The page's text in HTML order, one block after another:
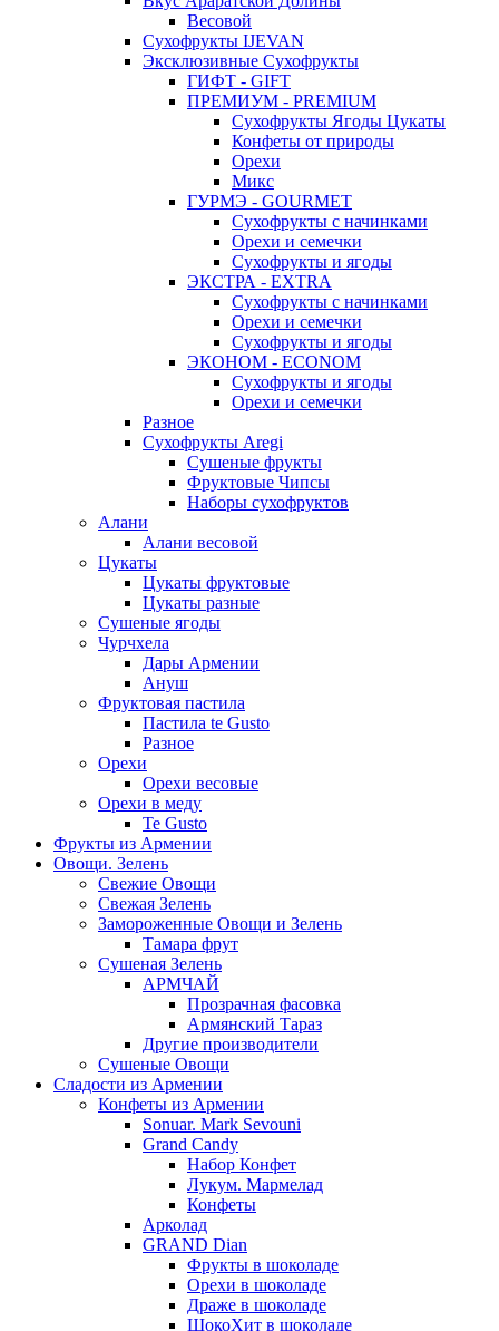
Весовой
Сухофрукты IJEVAN
Эксклюзивные Сухофрукты
ГИФТ - GIFT
ПРЕМИУМ - PREMIUM
Сухофрукты Ягоды Цукаты
Конфеты от природы
Орехи
Микс
ГУРМЭ - GOURMET
Сухофрукты с начинками
Орехи и семечки
Сухофрукты и ягоды
ЭКСТРА - EXTRA
Сухофрукты с начинками
Орехи и семечки
Сухофрукты и ягоды
ЭКОНОМ - ECONOM
Сухофрукты и ягоды
Орехи и семечки
Разное
Сухофрукты Aregi
Сушеные фрукты
Фруктовые Чипсы
Наборы сухофруктов
Алани
Алани весовой
Цукаты
Цукаты фруктовые
Цукаты разные
Сушеные ягоды
Чурчхела
Дары Армении
Ануш
Фруктовая пастила
Пастила te Gusto
Разное
Орехи
Орехи весовые
Орехи в меду
Te Gusto
Фрукты из Армении
Овощи. Зелень
Свежие Овощи
Свежая Зелень
Замороженные Овощи и Зелень
Тамара фрут
Сушеная Зелень
АРМЧАЙ
Прозрачная фасовка
Армянский Тараз
Другие производители
Сушеные Овощи
Сладости из Армении
Конфеты из Армении
Sonuar. Mark Sevouni
Grand Candy
Набор Конфет
Лукум. Мармелад
Конфеты
Арколад
GRAND Dian
Фрукты в шоколаде
Орехи в шоколаде
Драже в шоколаде
ШокоХит в шоколаде